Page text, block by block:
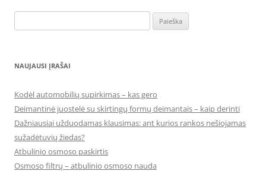
NAUJAUSI ĮRAŠAI
Kodėl automobilių supirkimas – kas gero
Deimantinė juostelė su skirtingų formų deimantais – kaip derinti
Dažniausiai užduodamas klausimas: ant kurios rankos nešiojamas
sužadėtuvių žiedas?
Atbulinio osmoso paskirtis
Osmoso filtrų – atbulinio osmoso nauda